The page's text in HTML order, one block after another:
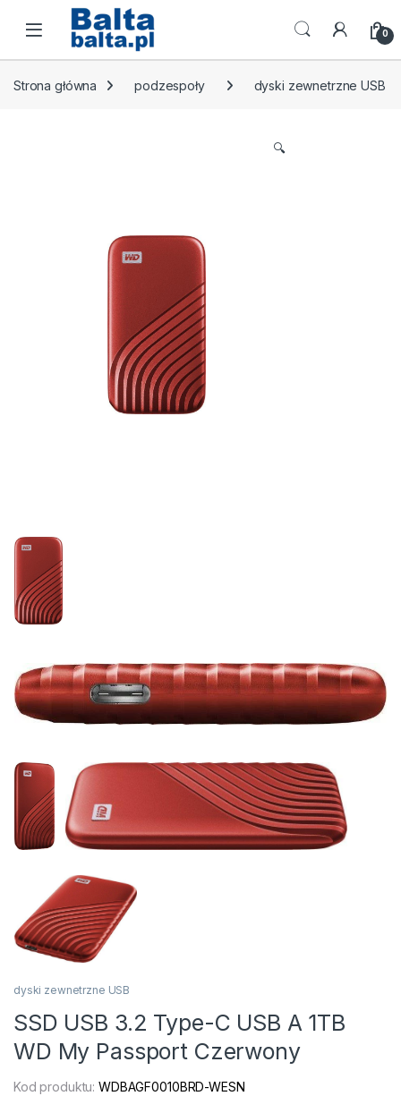
Skip to navigation
Skip to content
Open 0
Strona główna podzespoły dyski zewnetrzne USB
🔍
dyski zewnetrzne USB
SSD USB 3.2 Type-C USB A 1TB
WD My Passport Czerwony
Kod produktu:WDBAGF0010BRD-WESN